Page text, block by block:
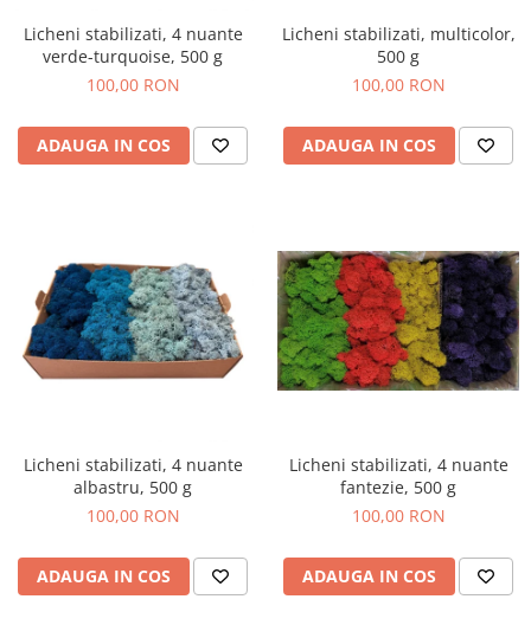
Licheni stabilizati, 4 nuante
verde-turquoise, 500 g
100,00 RON
ADAUGA IN COS
Licheni stabilizati, multicolor,
500 g
100,00 RON
ADAUGA IN COS
Licheni stabilizati, 4 nuante
albastru, 500 g
100,00 RON
ADAUGA IN COS
Licheni stabilizati, 4 nuante
fantezie, 500 g
100,00 RON
ADAUGA IN COS